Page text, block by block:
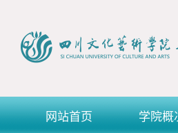
网站首页 学院概